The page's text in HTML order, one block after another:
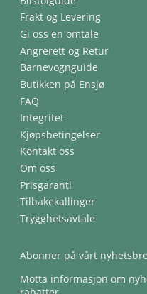
Frakt og Levering
Gi oss en omtale
Angrerett og Retur
Barnevognguide
Butikken på Ensjø
FAQ
Integritet
Kjøpsbetingelser
Kontakt oss
Om oss
Prisgaranti
Tilbakekallinger
Trygghetsavtale
Abonner på vårt
Motta informasjon om